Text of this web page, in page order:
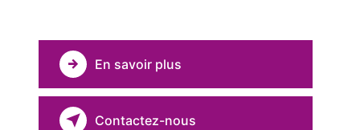
En savoir plus
Contactez-nous